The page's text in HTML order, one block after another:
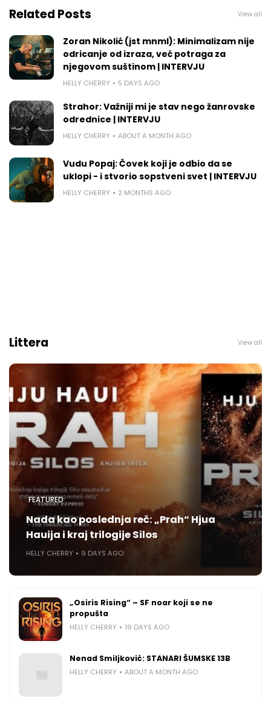
Related Posts View all
Zoran Nikolić (jst mnml): Minimalizam nije
odricanje od izraza, već potraga za
njegovom suštinom | INTERVJU
HELLY CHERRY 5 DAYS AGO
Strahor: Važniji mi je stav nego žanrovske
odrednice | INTERVJU
HELLY CHERRY ABOUT A MONTH AGO
Vudu Popaj: Čovek koji je odbio da se
uklopi - i stvorio sopstveni svet | INTERVJU
HELLY CHERRY 2 MONTHS AGO
Littera View all
FEATURED
Nada kao poslednja reč: „Prah“ Hjua
Hauija i kraj trilogije Silos
HELLY CHERRY 9 DAYS AGO
„Osiris Rising“ – SF noar koji se ne
propušta
HELLY CHERRY 19 DAYS AGO
Nenad Smiljković: STANARI ŠUMSKE 13B
HELLY CHERRY ABOUT A MONTH AGO